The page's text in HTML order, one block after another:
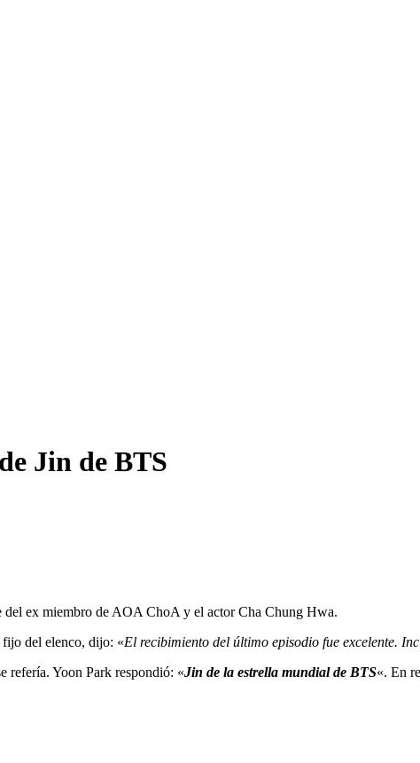
Jin de BTS
del ex miembro de AOA ChoA y el actor Cha Chung Hwa.
del elenco, dijo: «El recibimiento del último episodio fue excelente.
refería. Yoon Park respondió: «Jin de la estrella mundial de BTS«. En